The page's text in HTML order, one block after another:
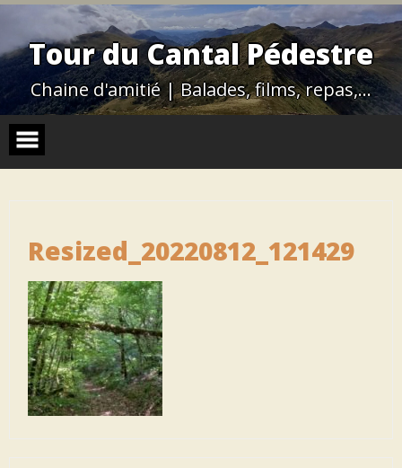
Skip
contentTour du Cantal Pédestre
Chaine d'amitié | Balades, films, repas,…
Resized_20220812_121429